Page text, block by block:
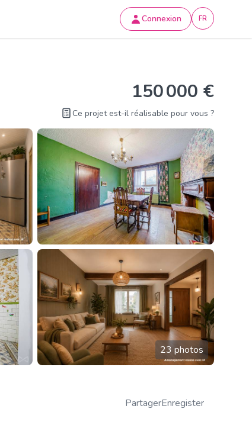
Connexion FR
150 000 €
Ce projet est-il réalisable pour vous ?
23 photos
PartagerEnregister